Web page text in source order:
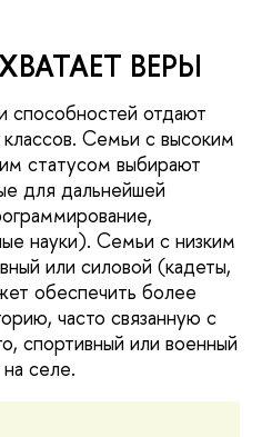
ВЕРЫ
способностей отдают
Семьи с высоким
статусом выбирают
для дальнейшей
науки). Семьи с низким
или силовой (кадеты,
обеспечить более
часто связанную с
спортивный или военный
селе.